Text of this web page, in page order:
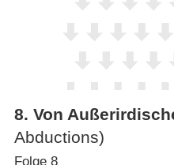
8. Von
Abductions)
Folge 8